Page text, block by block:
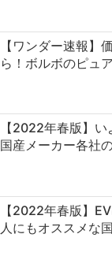
【ワンダー速報】
ら！ボルボのピュ
【2022年春版】
国産メーカー各社
【2022年春版】
人にもオススメな